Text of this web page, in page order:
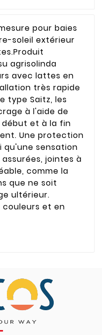
pour baies
soleil extérieur
agrisolinda
avec lattes en
très rapide
type Saitz, les
à l'aide de
et à la fin
Une protection
qu'une sensation
jointes à
comme la
que ne soit
ultérieur.
couleurs et en